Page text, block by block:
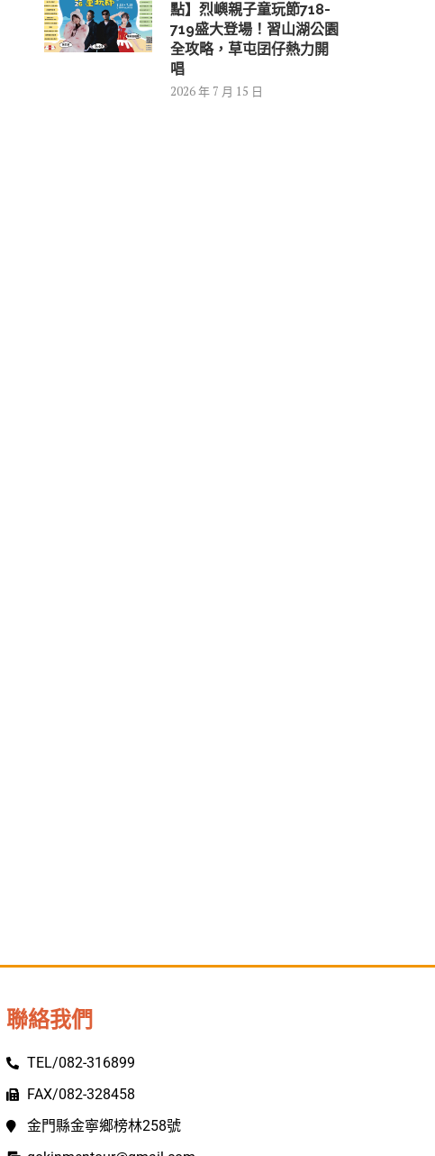
點】烈嶼親子童玩節718-
719盛大登場！習山湖公園
全攻略，草屯囝仔熱力開
唱
2026 年 7 月 15 日
聯絡我們
TEL/082-316899
FAX/082-328458
金門縣金寧鄉榜林258號